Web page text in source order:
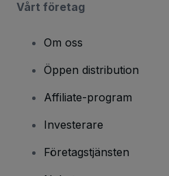
Vårt företag
Om oss
Öppen distribution
Affiliate-program
Investerare
Företagstjänsten